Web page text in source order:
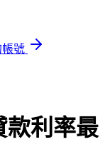
號
款利率最